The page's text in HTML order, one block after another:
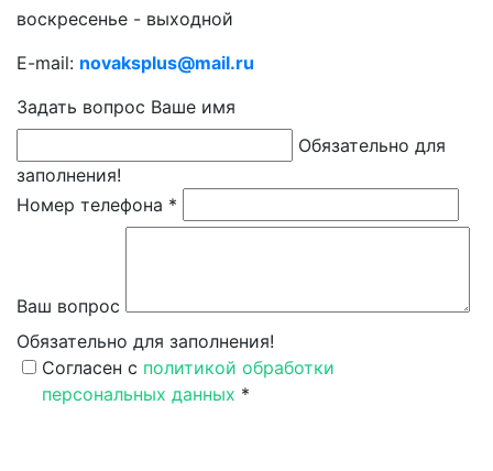
воскресенье - выходной
E-mail: novaksplus@mail.ru
Задать вопрос Ваше имя
Обязательно для
заполнения!
Номер телефона *
Ваш вопрос
Обязательно для заполнения!
Согласен c политикой обработки
персональных данных *